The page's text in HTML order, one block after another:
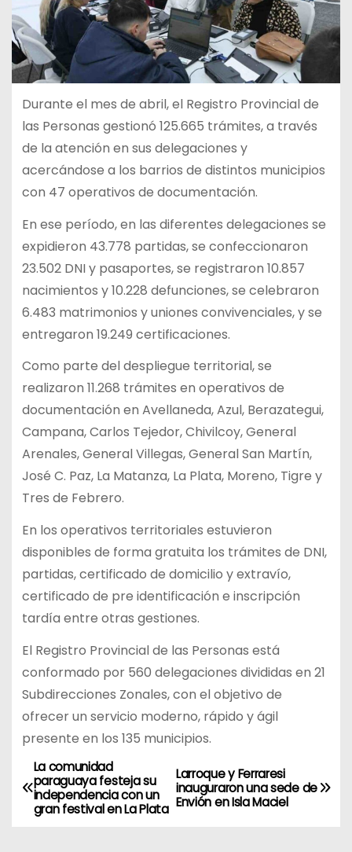
Durante el mes de abril, el Registro Provincial de
las Personas gestionó 125.665 trámites, a través
de la atención en sus delegaciones y
acercándose a los barrios de distintos municipios
con 47 operativos de documentación.
En ese período, en las diferentes delegaciones se
expidieron 43.778 partidas, se confeccionaron
23.502 DNI y pasaportes, se registraron 10.857
nacimientos y 10.228 defunciones, se celebraron
6.483 matrimonios y uniones convivenciales, y se
entregaron 19.249 certificaciones.
Como parte del despliegue territorial, se
realizaron 11.268 trámites en operativos de
documentación en Avellaneda, Azul, Berazategui,
Campana, Carlos Tejedor, Chivilcoy, General
Arenales, General Villegas, General San Martín,
José C. Paz, La Matanza, La Plata, Moreno, Tigre y
Tres de Febrero.
En los operativos territoriales estuvieron
disponibles de forma gratuita los trámites de DNI,
partidas, certificado de domicilio y extravío,
certificado de pre identificación e inscripción
tardía entre otras gestiones.
El Registro Provincial de las Personas está
conformado por 560 delegaciones divididas en 21
Subdirecciones Zonales, con el objetivo de
ofrecer un servicio moderno, rápido y ágil
presente en los 135 municipios.
N
a
Larroque y Ferraresi
inauguraron una sede de
Envión en Isla Maciel
La comunidad
paraguaya festeja su
independencia con un
gran festival en La Plata